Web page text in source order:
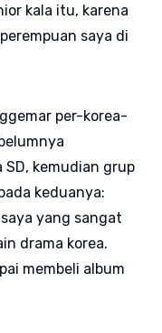
kala itu, karena
saya di
per-korea-
SD, kemudian grup
keduanya:
yang sangat
drama korea.
membeli album